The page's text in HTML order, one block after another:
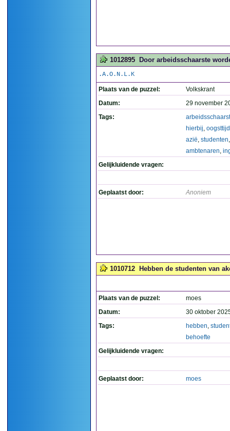
1012895 Door arbeidsschaarste
.A.O.N.L.K
Plaats van de puzzel:
Volkskrant
Datum:
29 november
Tags:
hierbij, oogsttijd
azië, studenten,
ambtenaren,
Gelijkluidende vragen:
Geplaatst door: Anoniem
1010712 Hebben de studenten van
Plaats van de puzzel:
moes
Datum:
30 oktober
Tags:
hebben,
behoefte
Gelijkluidende vragen:
Geplaatst door: moes